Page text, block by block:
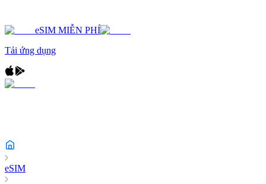
eSIM MIỄN PHÍ
Tải ứng dụng
eSIM